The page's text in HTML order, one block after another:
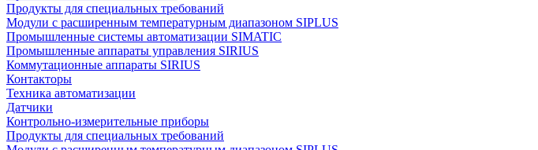
Продукты для специальных требований
Модули с расширенным температурным диапазоном SIPLUS
Промышленные системы автоматизации SIMATIC
Промышленные аппараты управления SIRIUS
Коммутационные аппараты SIRIUS
Контакторы
Техника автоматизации
Датчики
Контрольно-измерительные приборы
Продукты для специальных требований